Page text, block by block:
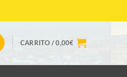
CARRITO /0,00€